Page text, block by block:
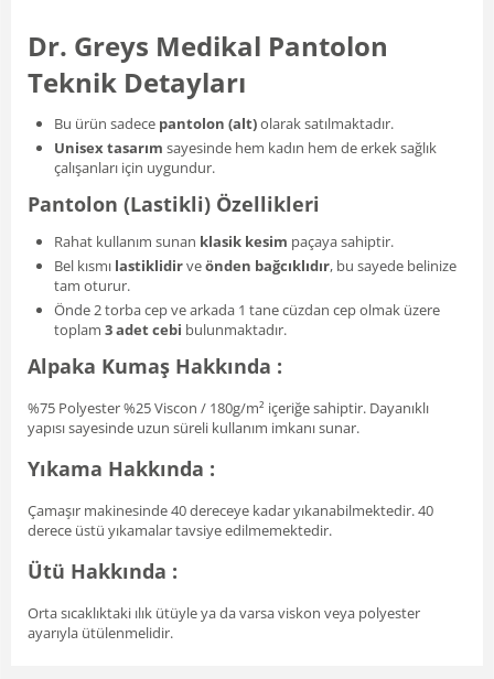
Dr. Greys Medikal Pantolon
Teknik Detayları
Bu ürün sadece pantolon (alt)olarak satılmaktadır.
Unisex tasarım sayesinde hem kadın hem de erkek sağlık
çalışanları için uygundur.
Pantolon (Lastikli) Özellikleri
Rahat kullanım sunan klasik kesim paçaya sahiptir.
Bel kısmı lastiklidirveönden bağcıklıdır, bu sayede belinize
tam oturur.
Önde 2 torba cep ve arkada 1 tane cüzdan cep olmak üzere
toplam 3 adet cebi bulunmaktadır.
Alpaka Kumaş Hakkında :
%75 Polyester %25 Viscon / 180g/m² içeriğe sahiptir. Dayanıklı
yapısı sayesinde uzun süreli kullanım imkanı sunar.
Yıkama Hakkında :
Çamaşır makinesinde 40 dereceye kadar yıkanabilmektedir. 40
derece üstü yıkamalar tavsiye edilmemektedir.
Ütü Hakkında :
Orta sıcaklıktaki ılık ütüyle ya da varsa viskon veya polyester
ayarıyla ütülenmelidir.